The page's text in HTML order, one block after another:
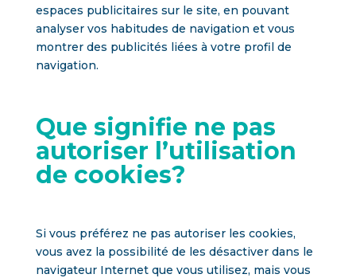
espaces publicitaires sur le site, en pouvant
analyser vos habitudes de navigation et vous
montrer des publicités liées à votre profil de
navigation.
Que signifie ne pas
autoriser l’utilisation
de cookies?
Si vous préférez ne pas autoriser les cookies,
vous avez la possibilité de les désactiver dans le
navigateur Internet que vous utilisez, mais vous